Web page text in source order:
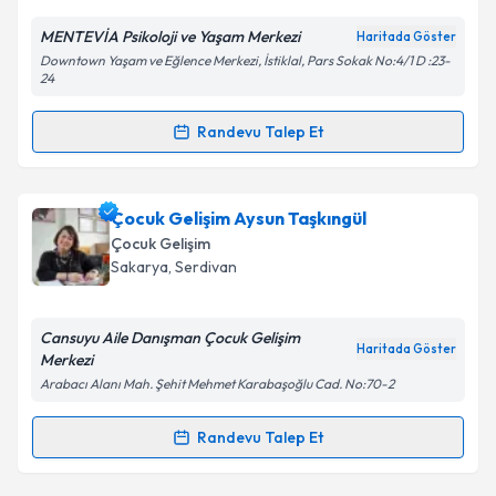
E-posta Adresiniz
Kişisel verilerimin işlenmesine ilişkin
Metni'ni okudum ve kişisel verilerimin belirtilen
Takvim Talebini Gönder
MENTEVİA Psikoloji ve Yaşam Merkezi Haritada Göster
Downtown Yaşam ve Eğlence Merkezi, İstiklal, Pars Sokak No:4/1 D :23-
24
Randevu Talep Et
Randevu Takvimi Talebi
Ergoterapist Aleyna Biçeriçin randevu takvimi
talebi oluşturun. Size bu uzmandan randevu almanız
için bir takvim hazırlandığında e-posta ile
bilgilendireceğiz.
Kişisel verilerimin işlenmesine ilişkin
Metni'ni okudum ve kişisel verilerimin belirtilen
Çocuk Gelişim Aysun Taşkıngül
Çocuk Gelişim
Sakarya, Serdivan
Cansuyu Aile Danışman Çocuk Gelişim
Merkezi
Haritada Göster
Arabacı Alanı Mah. Şehit Mehmet Karabaşoğlu Cad. No:70-2
Randevu Talep Et
Randevu Takvimi Talebi